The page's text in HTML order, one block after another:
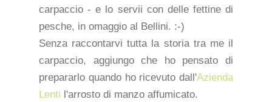
carpaccio - e lo servii con delle fettine di
pesche, in omaggio al Bellini. :-)
Senza raccontarvi tutta la storia tra me il
carpaccio, aggiungo che ho pensato di
prepararlo quando ho ricevuto dall'Azienda
Lenti l'arrosto di manzo affumicato.